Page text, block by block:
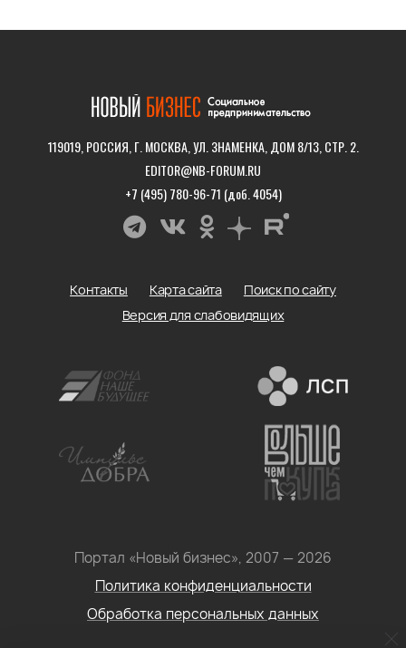
119019, РОССИЯ, Г. МОСКВА, УЛ. ЗНАМЕНКА, ДОМ 8/13, СТР. 2.
EDITOR@NB-FORUM.RU
+7 (495) 780-96-71 (доб. 4054)
Портал «Новый бизнес», 2007 — 2026
Политика конфиденциальности
Обработка персональных данных
Контакты Карта сайта
Поиск по сайту
Версия для слабовидящих